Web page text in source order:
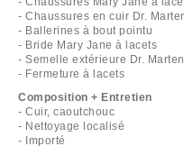
- Chaussures en cuir Dr.
- Ballerines à bout pointu
- Bride Mary Jane à lacets
- Semelle extérieure Dr.
- Fermeture à lacets
Composition + Entretien
- Cuir, caoutchouc
- Nettoyage localisé
- Importé